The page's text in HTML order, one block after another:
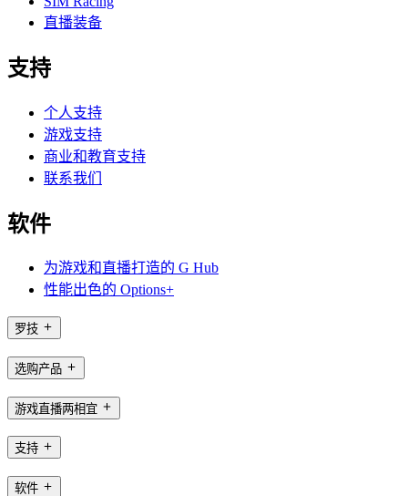
直播装备
支持
个人支持
游戏支持
商业和教育支持
联系我们
软件
为游戏和直播打造的 G Hub
性能出色的 Options+
罗技
选购产品
游戏直播两相宜
支持
软件